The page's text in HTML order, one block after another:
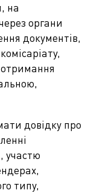
на
органи
документів,
довідку про
участю
типу,